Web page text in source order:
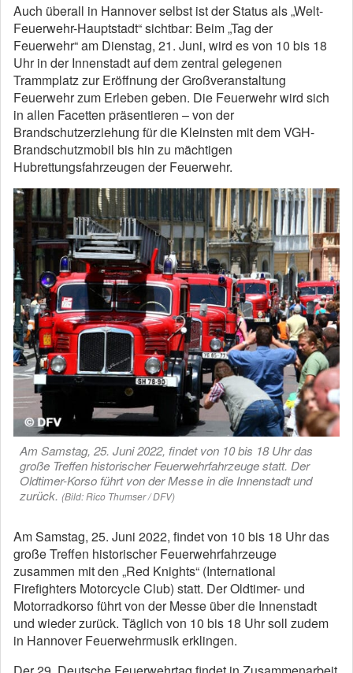
Auch überall in Hannover selbst ist der Status als „Welt-
Feuerwehr-Hauptstadt“ sichtbar: Beim „Tag der
Feuerwehr“ am Dienstag, 21. Juni, wird es von 10 bis 18
Uhr in der Innenstadt auf dem zentral gelegenen
Trammplatz zur Eröffnung der Großveranstaltung
Feuerwehr zum Erleben geben. Die Feuerwehr wird sich
in allen Facetten präsentieren – von der
Brandschutzerziehung für die Kleinsten mit dem VGH-
Brandschutzmobil bis hin zu mächtigen
Hubrettungsfahrzeugen der Feuerwehr.
Am Samstag, 25. Juni 2022, findet von 10 bis 18 Uhr das
große Treffen historischer Feuerwehrfahrzeuge statt. Der
Oldtimer-Korso führt von der Messe in die Innenstadt und
zurück. (Bild: Rico Thumser / DFV)
Am Samstag, 25. Juni 2022, findet von 10 bis 18 Uhr das
große Treffen historischer Feuerwehrfahrzeuge
zusammen mit den „Red Knights“ (International
Firefighters Motorcycle Club) statt. Der Oldtimer- und
Motorradkorso führt von der Messe über die Innenstadt
und wieder zurück. Täglich von 10 bis 18 Uhr soll zudem
in Hannover Feuerwehrmusik erklingen.